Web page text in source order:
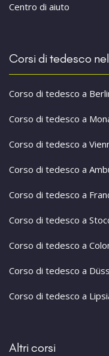
Centro di aiuto
Corsi di tedesco
Corso di tedesco a
Corso di tedesco a
Corso di tedesco a
Corso di tedesco a
Corso di tedesco a
Corso di tedesco a
Corso di tedesco a
Corso di tedesco a
Corso di tedesco a
Altri corsi